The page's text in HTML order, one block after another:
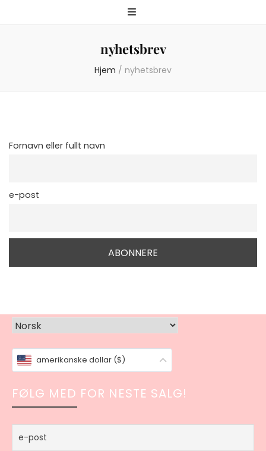
nyhetsbrev
Hjem / nyhetsbrev
Fornavn eller fullt navn
e-post
amerikanske dollar ($)
FØLG MED FOR NESTE SALG!